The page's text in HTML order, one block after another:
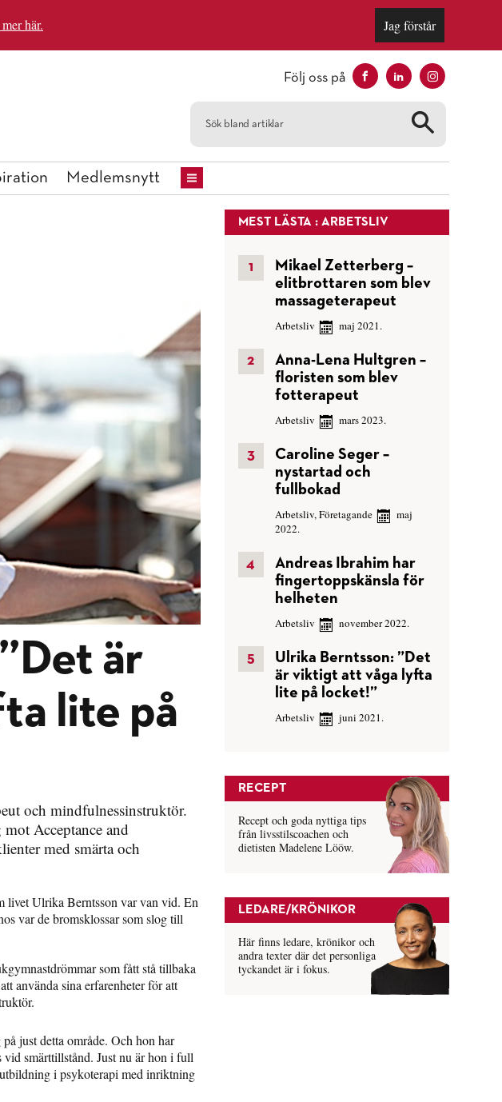
här. Jag förstår
Medlemsnytt
Följ oss på
är
lite på
och mindfulnessinstruktör.
Acceptance and
med smärta och
livet Ulrika Berntsson var van vid. En
var de bromsklossar som slog till
som fått stå tillbaka
använda sina erfarenheter för att
just detta område. Och hon har
smärttillstånd. Just nu är hon i full
i psykoterapi med inriktning
MEST LÄSTA : ARBETSLIV
Mikael Zetterberg –
elitbrottaren som blev
massageterapeut
Arbetsliv maj 2021.
Anna-Lena Hultgren –
floristen som blev
fotterapeut
Arbetsliv mars 2023.
Caroline Seger –
nystartad och
fullbokad
Arbetsliv,Företagande
maj
2022.
Andreas Ibrahim har
fingertoppskänsla för
helheten
Arbetsliv november 2022.
Ulrika Berntsson: ”Det
är viktigt att våga lyfta
lite på locket!”
Arbetsliv juni 2021.
RECEPT
Recept och goda nyttiga tips
från livsstilscoachen och
dietisten Madelene Lööw.
LEDARE/KRÖNIKOR
Här finns ledare, krönikor och
andra texter där det personliga
tyckandet är i fokus.